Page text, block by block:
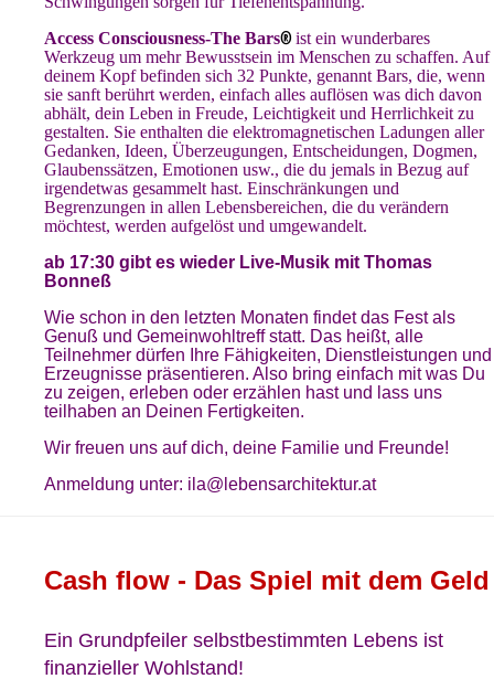
Access Consciousness-The Bars® ist ein wunderbares
Werkzeug um mehr Bewusstsein im Menschen zu schaffen. Auf
deinem Kopf befinden sich 32 Punkte, genannt Bars, die, wenn
sie sanft berührt werden, einfach alles auflösen was dich davon
abhält, dein Leben in Freude, Leichtigkeit und Herrlichkeit zu
gestalten. Sie enthalten die elektromagnetischen Ladungen aller
Gedanken, Ideen, Überzeugungen, Entscheidungen, Dogmen,
Glaubenssätzen, Emotionen usw., die du jemals in Bezug auf
irgendetwas gesammelt hast. Einschränkungen und
Begrenzungen in allen Lebensbereichen, die du verändern
möchtest, werden aufgelöst und umgewandelt.
ab 17:30 gibt es wieder Live-Musik mit Thomas
Bonneß
Wie schon in den letzten Monaten findet das Fest als
Genuß und Gemeinwohltreff statt. Das heißt, alle
Teilnehmer dürfen Ihre Fähigkeiten, Dienstleistungen und
Erzeugnisse präsentieren. Also bring einfach mit was Du
zu zeigen, erleben oder erzählen hast und lass uns
teilhaben an Deinen Fertigkeiten.
Wir freuen uns auf dich, deine Familie und Freunde!
Anmeldung unter: ila@lebensarchitektur.at
Cash flow - Das Spiel mit dem Geld
Ein Grundpfeiler selbstbestimmten Lebens ist
finanzieller Wohlstand!